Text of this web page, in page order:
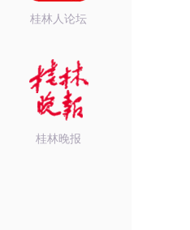
桂林人论坛
桂林晚报